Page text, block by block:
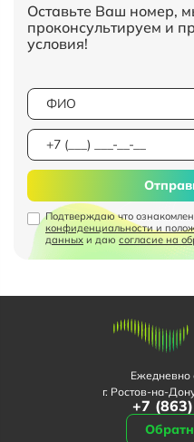
Оставьте Ваш номер,
проконсультируем и
условия!
Подтверждаю что
конфиденциальности и
данных и даю согласие на
Ежедневно
г. Ростов-на-
+7